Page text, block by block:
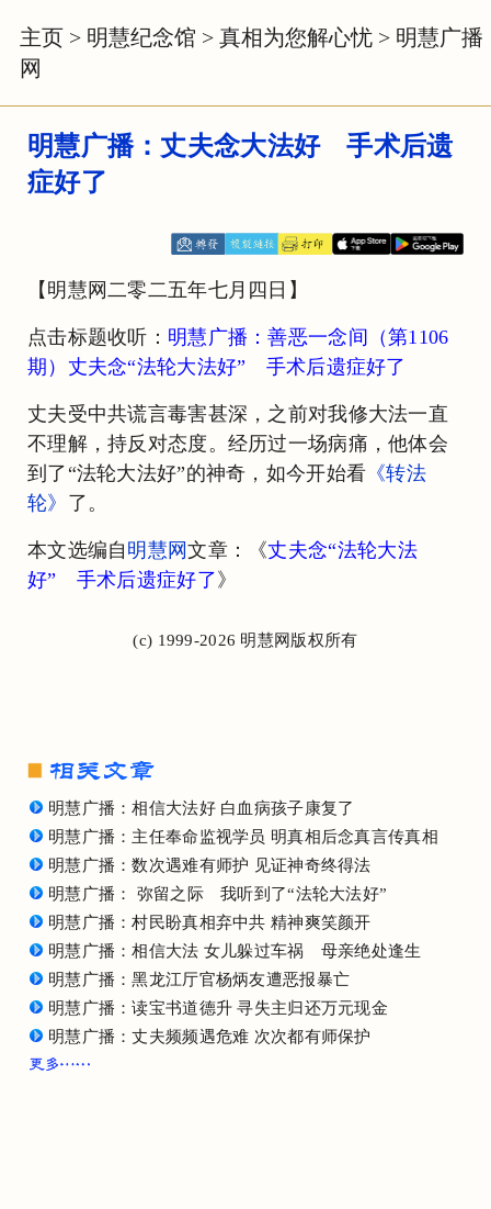
主页 > 明慧纪念馆 > 真相为您解心忧 > 明慧广播
网
明慧广播：丈夫念大法好 手术后遗
症好了
【明慧网二零二五年七月四日】
点击标题收听： 明慧广播：善恶一念间（第1106
期）丈夫念“法轮大法好” 手术后遗症好了
丈夫受中共谎言毒害甚深，之前对我修大法一直
不理解，持反对态度。经历过一场病痛，他体会
到了“法轮大法好”的神奇，如今开始看 《转法
轮》 了。
本文选编自 明慧网文章：《丈夫念“法轮大法
好” 手术后遗症好了 》
(c) 1999-2026 明慧网版权所有
明慧广播：相信大法好 白血病孩子康复了
明慧广播：主任奉命监视学员 明真相后念真言传真相
明慧广播：数次遇难有师护 见证神奇终得法
明慧广播： 弥留之际 我听到了“法轮大法好”
明慧广播：村民盼真相弃中共 精神爽笑颜开
明慧广播：相信大法 女儿躲过车祸 母亲绝处逢生
明慧广播：黑龙江厅官杨炳友遭恶报暴亡
明慧广播：读宝书道德升 寻失主归还万元现金
明慧广播：丈夫频频遇危难 次次都有师保护